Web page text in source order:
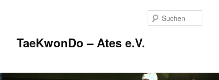
TaeKwonDo – Ates e.V.